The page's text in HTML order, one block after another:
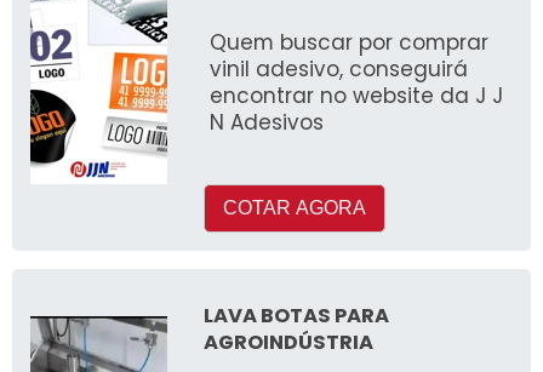
Quem buscar por comprar
vinil adesivo, conseguirá
encontrar no website da J J
N Adesivos
COTAR AGORA
LAVA BOTAS PARA
AGROINDÚSTRIA